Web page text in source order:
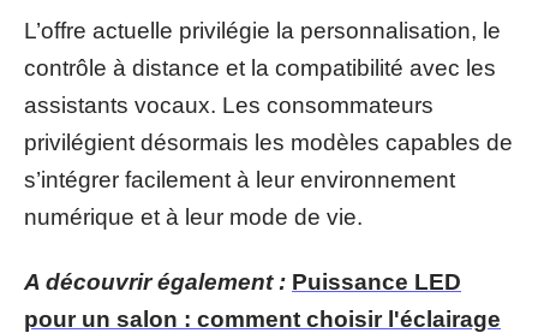
L’offre actuelle privilégie la personnalisation, le
contrôle à distance et la compatibilité avec les
assistants vocaux. Les consommateurs
privilégient désormais les modèles capables de
s’intégrer facilement à leur environnement
numérique et à leur mode de vie.
A découvrir également : Puissance LED
pour un salon : comment choisir l'éclairage